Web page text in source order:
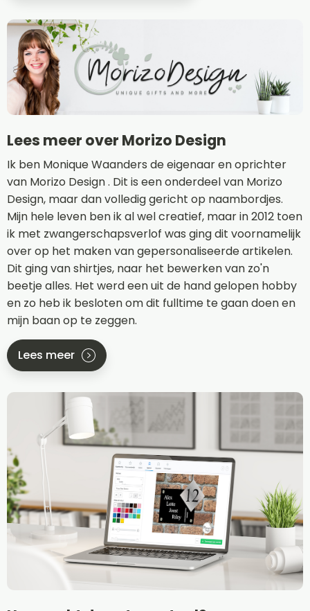
Lees meer over Morizo Design
Ik ben Monique Waanders de eigenaar en oprichter
van Morizo Design . Dit is een onderdeel van Morizo
Design, maar dan volledig gericht op naambordjes.
Mijn hele leven ben ik al wel creatief, maar in 2012 toen
ik met zwangerschapsverlof was ging dit voornamelijk
over op het maken van gepersonaliseerde artikelen.
Dit ging van shirtjes, naar het bewerken van zo'n
beetje alles. Het werd een uit de hand gelopen hobby
en zo heb ik besloten om dit fulltime te gaan doen en
mijn baan op te zeggen.
Lees meer